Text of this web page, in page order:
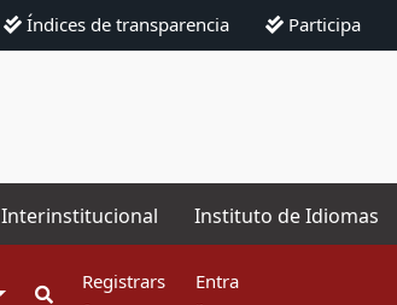
Índices de transparencia Participa
Interinstitucional Instituto de Idiomas
Registrars
Entra